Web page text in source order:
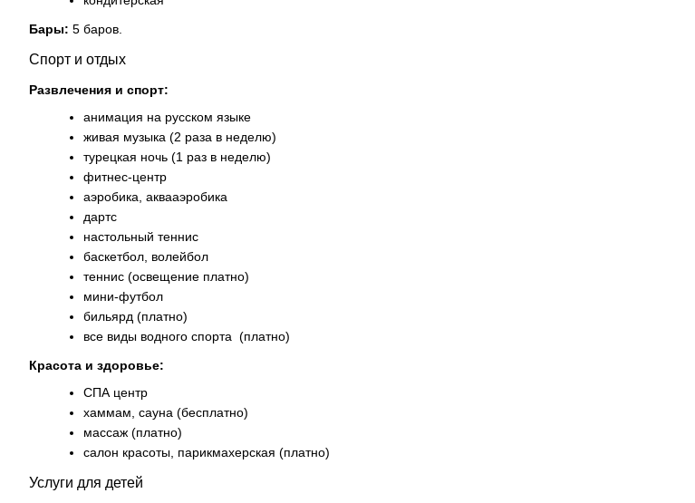
Бары: 5 баров.
Спорт и отдых
Развлечения и спорт:
анимация на русском языке
живая музыка (2 раза в неделю)
турецкая ночь (1 раз в неделю)
фитнес-центр
аэробика, аквааэробика
дартс
настольный теннис
баскетбол, волейбол
теннис (освещение платно)
мини-футбол
бильярд (платно)
все виды водного спорта (платно)
Красота и здоровье:
СПА центр
хаммам, сауна (бесплатно)
массаж (платно)
салон красоты, парикмахерская (платно)
Услуги для детей